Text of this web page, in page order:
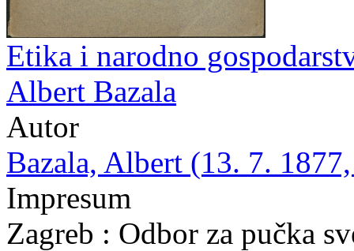
Etika i narodno
Albert Bazala
Autor
Bazala, Albert (13. 7.
Impresum
Zagreb : Odbor za pučka